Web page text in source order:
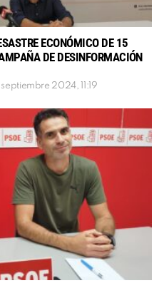
ECONÓMICO DE 15
DE DESINFORMACIÓN
septiembre 2024, 11:19